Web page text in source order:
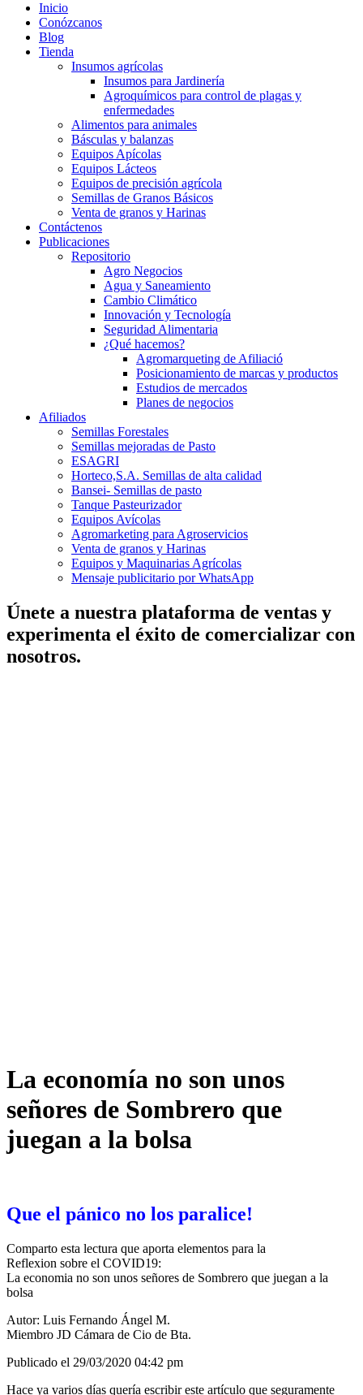
Inicio
Conózcanos
Blog
Tienda
Insumos agrícolas
Insumos para Jardinería
Agroquímicos para control de plagas y
enfermedades
Alimentos para animales
Básculas y balanzas
Equipos Apícolas
Equipos Lácteos
Equipos de precisión agrícola
Semillas de Granos Básicos
Venta de granos y Harinas
Contáctenos
Publicaciones
Repositorio
Agro Negocios
Agua y Saneamiento
Cambio Climático
Innovación y Tecnología
Seguridad Alimentaria
¿Qué hacemos?
Agromarqueting de Afiliació
Posicionamiento de marcas y productos
Estudios de mercados
Planes de negocios
Afiliados
Semillas Forestales
Semillas mejoradas de Pasto
ESAGRI
Horteco,S.A. Semillas de alta calidad
Bansei- Semillas de pasto
Tanque Pasteurizador
Equipos Avícolas
Agromarketing para Agroservicios
Venta de granos y Harinas
Equipos y Maquinarias Agrícolas
Mensaje publicitario por WhatsApp
Únete a nuestra plataforma de ventas y
experimenta el éxito de comercializar con
nosotros.
La economía no son unos
señores de Sombrero que
juegan a la bolsa
Que el pánico no los paralice!
Comparto esta lectura que aporta elementos para la
Reflexion sobre el COVID19:
La economia no son unos señores de Sombrero que juegan a la
bolsa
Autor: Luis Fernando Ángel M.
Miembro JD Cámara de Cio de Bta.
Publicado el 29/03/2020 04:42 pm
Hace ya varios días quería escribir este artículo que seguramente